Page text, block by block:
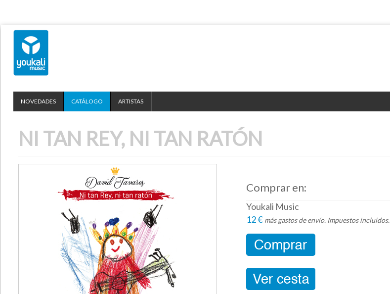
NOVEDADES CATÁLOGO ARTISTAS
NI TAN REY, NI TAN RATÓN
Comprar en:
Youkali Music
12 € más gastos de envío. Impuestos incluidos.